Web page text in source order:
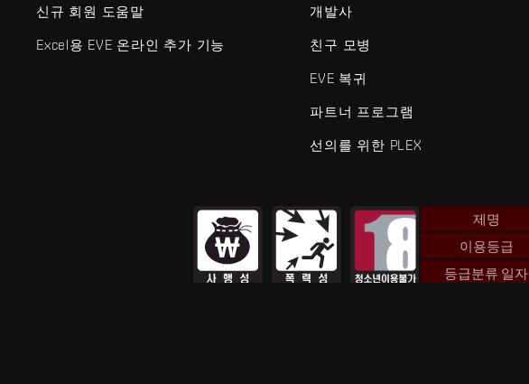
신규 회원 도움말
Excel용 EVE 온라인 추가 기능
개발사
친구 모병
EVE 복귀
파트너 프로그램
선의를 위한 PLEX
제명
이용등급
등급분류 일자